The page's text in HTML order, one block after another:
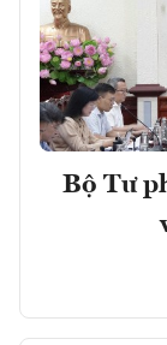
Bộ Tư